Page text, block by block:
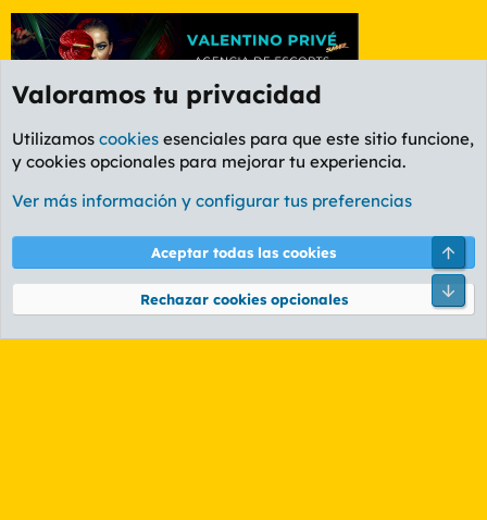
Etiquetas
Cookies
PL OLDSTYLE AMARILLO
Términos y reglas Política de privacidad Ayuda
Community platform by XenForo® © 2010-2026 XenForo Ltd.
Valoramos tu privacidad
Utilizamos cookies esenciales para que este sitio funcione,
y cookies opcionales para mejorar tu experiencia.
Ver más información y configurar tus preferencias
Aceptar todas las cookies
Rechazar cookies opcionales
Pie